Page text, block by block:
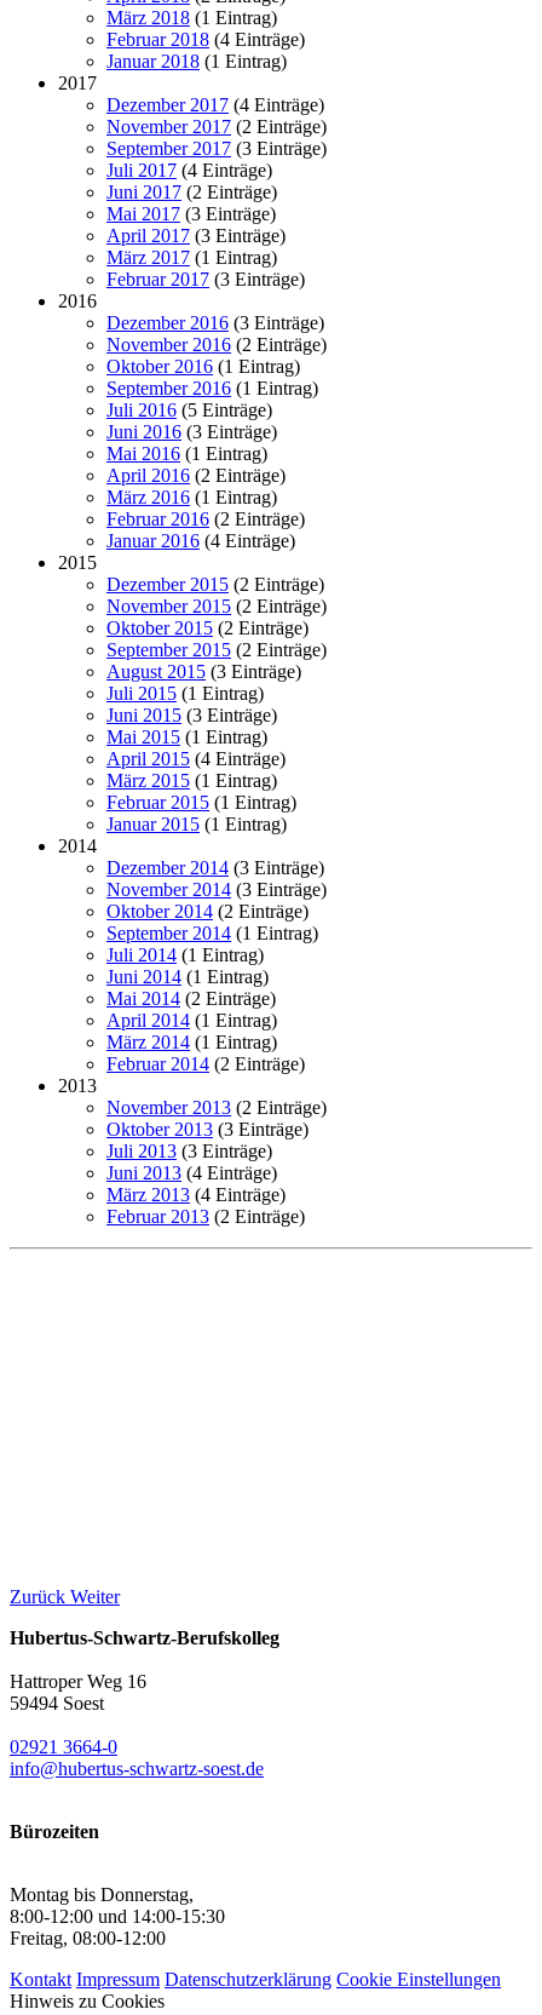
März 2018 (1 Eintrag)
Februar 2018 (4 Einträge)
Januar 2018 (1 Eintrag)
2017
Dezember 2017 (4 Einträge)
November 2017 (2 Einträge)
September 2017 (3 Einträge)
Juli 2017 (4 Einträge)
Juni 2017 (2 Einträge)
Mai 2017 (3 Einträge)
April 2017 (3 Einträge)
März 2017 (1 Eintrag)
Februar 2017 (3 Einträge)
2016
Dezember 2016 (3 Einträge)
November 2016 (2 Einträge)
Oktober 2016 (1 Eintrag)
September 2016 (1 Eintrag)
Juli 2016 (5 Einträge)
Juni 2016 (3 Einträge)
Mai 2016 (1 Eintrag)
April 2016 (2 Einträge)
März 2016 (1 Eintrag)
Februar 2016 (2 Einträge)
Januar 2016 (4 Einträge)
2015
Dezember 2015 (2 Einträge)
November 2015 (2 Einträge)
Oktober 2015 (2 Einträge)
September 2015 (2 Einträge)
August 2015 (3 Einträge)
Juli 2015 (1 Eintrag)
Juni 2015 (3 Einträge)
Mai 2015 (1 Eintrag)
April 2015 (4 Einträge)
März 2015 (1 Eintrag)
Februar 2015 (1 Eintrag)
Januar 2015 (1 Eintrag)
2014
Dezember 2014 (3 Einträge)
November 2014 (3 Einträge)
Oktober 2014 (2 Einträge)
September 2014 (1 Eintrag)
Juli 2014 (1 Eintrag)
Juni 2014 (1 Eintrag)
Mai 2014 (2 Einträge)
April 2014 (1 Eintrag)
März 2014 (1 Eintrag)
Februar 2014 (2 Einträge)
2013
November 2013 (2 Einträge)
Oktober 2013 (3 Einträge)
Juli 2013 (3 Einträge)
Juni 2013 (4 Einträge)
März 2013 (4 Einträge)
Februar 2013 (2 Einträge)
Zurück Weiter
Hubertus-Schwartz-Berufskolleg
Hattroper Weg 16
59494 Soest
02921 3664-0
info@hubertus-schwartz-soest.de
Bürozeiten
Montag bis Donnerstag,
8:00-12:00 und 14:00-15:30
Freitag, 08:00-12:00
Kontakt Impressum Datenschutzerklärung Cookie Einstellungen
Hinweis zu Cookies